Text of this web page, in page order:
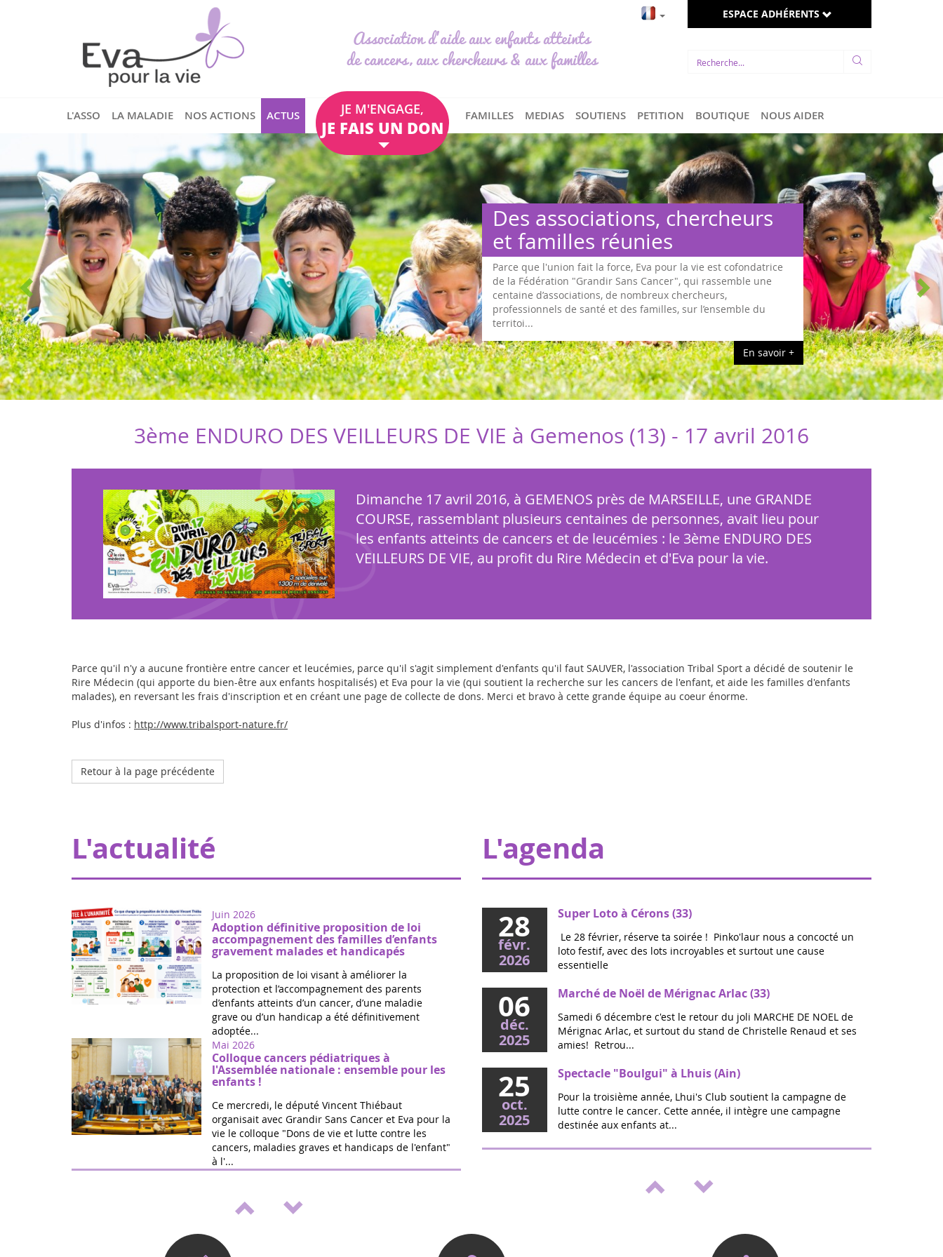
Association d'aide aux enfants atteints
de cancers, aux chercheurs & aux familles
ESPACE ADHÉRENTS
L'ASSO LA MALADIE NOS ACTIONS ACTUS JE M'ENGAGE,
JE FAIS UN DON
FAMILLES MEDIAS SOUTIENS PETITION BOUTIQUE NOUS AIDER
Des associations, chercheurs
et familles réunies
Parce que l'union fait la force, Eva pour la vie est cofondatrice
de la Fédération "Grandir Sans Cancer", qui rassemble une
centaine d’associations, de nombreux chercheurs,
professionnels de santé et des familles, sur l’ensemble du
territoi...
En savoir +
3ème ENDURO DES VEILLEURS DE VIE à Gemenos (13) - 17 avril 2016
Dimanche 17 avril 2016, à GEMENOS près de MARSEILLE, une GRANDE
COURSE, rassemblant plusieurs centaines de personnes, avait lieu pour
les enfants atteints de cancers et de leucémies : le 3ème ENDURO DES
VEILLEURS DE VIE, au profit du Rire Médecin et d'Eva pour la vie.
Parce qu'il n'y a aucune frontière entre cancer et leucémies, parce qu'il s'agit simplement d'enfants qu'il faut SAUVER, l'association Tribal Sport a décidé de soutenir le
Rire Médecin (qui apporte du bien-être aux enfants hospitalisés) et Eva pour la vie (qui soutient la recherche sur les cancers de l'enfant, et aide les familles d'enfants
malades), en reversant les frais d'inscription et en créant une page de collecte de dons. Merci et bravo à cette grande équipe au coeur énorme.
Plus d'infos : http://www.tribalsport-nature.fr/
Retour à la page précédente
L'actualité
Juin 2026
Adoption définitive proposition de loi
accompagnement des familles d’enfants
gravement malades et handicapés
La proposition de loi visant à améliorer la
protection et l’accompagnement des parents
d’enfants atteints d’un cancer, d’une maladie
grave ou d’un handicap a été définitivement
adoptée...
Mai 2026
Colloque cancers pédiatriques à
l'Assemblée nationale : ensemble pour les
enfants !
Ce mercredi, le député Vincent Thiébaut
organisait avec Grandir Sans Cancer et Eva pour la
vie le colloque "Dons de vie et lutte contre les
cancers, maladies graves et handicaps de l'enfant"
à l'...
Mai 2026
de loi de Marie Récalde votée
vie et la fédération Grandir Sans Cancer, la
proposition de loi portée par Marie Récalde pour
L'agenda
28
févr.
2026
Super Loto à Cérons (33)
Le 28 février, réserve ta soirée ! Pinko'laur nous a concocté un
loto festif, avec des lots incroyables et surtout une cause
essentielle
06
déc.
2025
Marché de Noël de Mérignac Arlac (33)
Samedi 6 décembre c'est le retour du joli MARCHE DE NOEL de
Mérignac Arlac, et surtout du stand de Christelle Renaud et ses
amies! Retrou...
25
oct.
2025
Spectacle "Boulgui" à Lhuis (Ain)
Pour la troisième année, Lhui's Club soutient la campagne de
lutte contre le cancer. Cette année, il intègre une campagne
destinée aux enfants at...
O Source -Salon bien être & Vitalité à St Médard en
Cette année la rentrée sera ZEN : A Saint Médard en jalles,
16 Rassemblement "Septembre en or" à St Médard en